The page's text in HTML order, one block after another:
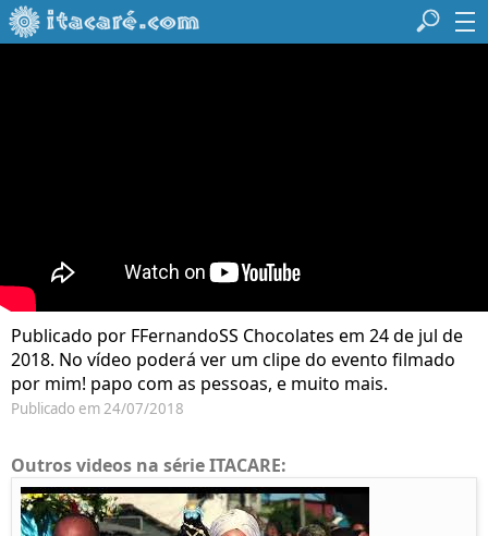
Publicado por FFernandoSS Chocolates em 24 de jul de
2018. No vídeo poderá ver um clipe do evento filmado
por mim! papo com as pessoas, e muito mais.
Publicado em 24/07/2018
Outros videos na série ITACARE: